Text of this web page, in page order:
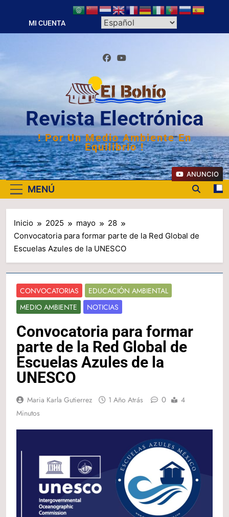
contenido
MI CUENTA
Revista Electrónica
! Por Un Medio Ambiente En
Equilibrio !
MENÚ
ANUNCIO
Inicio 2025 mayo
28
Convocatoria para formar parte de la Red Global de
Escuelas Azules de la UNESCO
CONVOCATORIAS
EDUCACIÓN AMBIENTAL
MEDIO AMBIENTE
NOTICIAS
Convocatoria para formar
parte de la Red Global de
Escuelas Azules de la
UNESCO
Maria Karla Gutierrez 1 Año Atrás 0
4
Minutos